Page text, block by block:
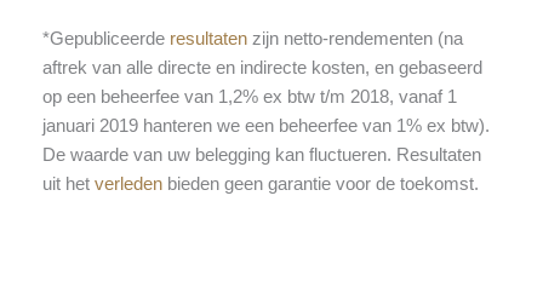
*Gepubliceerde resultatenzijn netto-rendementen (na
aftrek van alle directe en indirecte kosten, en gebaseerd
op een beheerfee van 1,2% ex btw t/m 2018, vanaf 1
januari 2019 hanteren we een beheerfee van 1% ex btw).
De waarde van uw belegging kan fluctueren. Resultaten
uit het verledenbieden geen garantie voor de toekomst.